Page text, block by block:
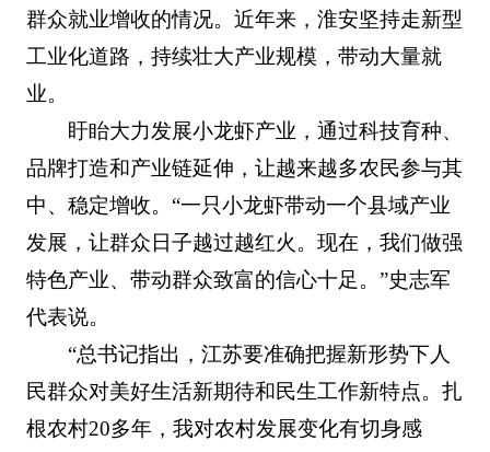
群众就业增收的情况。近年来，淮安坚持走新型
工业化道路，持续壮大产业规模，带动大量就
业。
盱眙大力发展小龙虾产业，通过科技育种、
品牌打造和产业链延伸，让越来越多农民参与其
中、稳定增收。“一只小龙虾带动一个县域产业
发展，让群众日子越过越红火。现在，我们做强
特色产业、带动群众致富的信心十足。”史志军
代表说。
“总书记指出，江苏要准确把握新形势下人
民群众对美好生活新期待和民生工作新特点。扎
根农村20多年，我对农村发展变化有切身感